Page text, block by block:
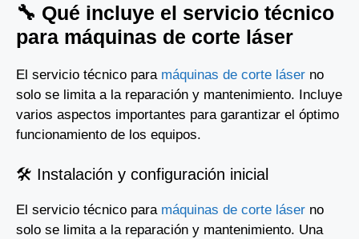
🔧 Qué incluye el servicio técnico
para máquinas de corte láser
El servicio técnico para máquinas de corte láser no
solo se limita a la reparación y mantenimiento. Incluye
varios aspectos importantes para garantizar el óptimo
funcionamiento de los equipos.
🛠️ Instalación y configuración inicial
El servicio técnico para máquinas de corte láser no
solo se limita a la reparación y mantenimiento. Una